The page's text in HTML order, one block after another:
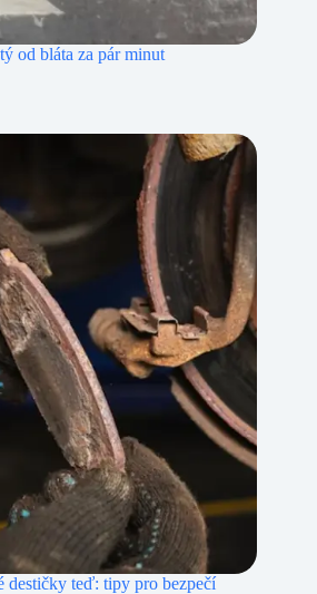
od bláta za pár minut
destičky teď: tipy pro bezpečí